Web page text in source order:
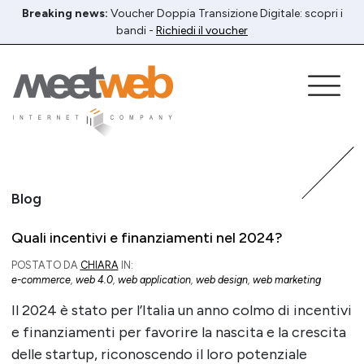
Breaking news: Voucher Doppia Transizione Digitale: scopri i
bandi - Richiedi il voucher
Blog
Quali incentivi e finanziamenti nel 2024?
POSTATO DA CHIARAIN:
e-commerce, web 4.0, web application, web design, web marketing
Il 2024 è stato per l’Italia un anno colmo di incentivi
e finanziamenti per favorire la nascita e la crescita
delle startup, riconoscendo il loro potenziale